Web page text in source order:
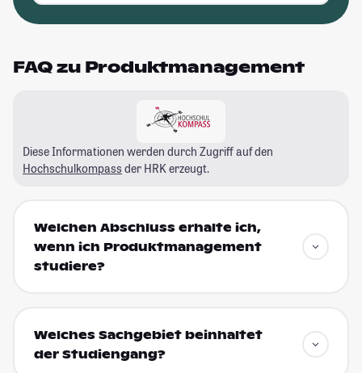
FAQ zu Produktmanagement
Diese Informationen werden durch Zugriff auf den
Hochschulkompass der HRK erzeugt.
Welchen Abschluss erhalte ich,
wenn ich Produktmanagement
studiere?
Welches Sachgebiet beinhaltet
der Studiengang?